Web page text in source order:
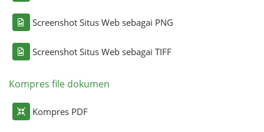
Screenshot Situs Web sebagai PNG
Screenshot Situs Web sebagai TIFF
Kompres file dokumen
Kompres PDF